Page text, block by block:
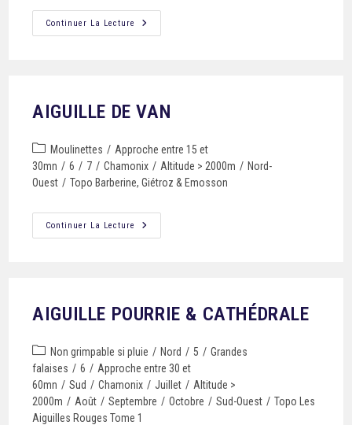
Continuer La Lecture
AIGUILLE DE VAN
Moulinettes / Approche entre 15 et
30mn / 6 / 7 / Chamonix / Altitude > 2000m / Nord-
Ouest / Topo Barberine, Giétroz & Emosson
Continuer La Lecture
AIGUILLE POURRIE & CATHÉDRALE
Non grimpable si pluie / Nord / 5 / Grandes
falaises / 6 / Approche entre 30 et
60mn / Sud / Chamonix / Juillet / Altitude >
2000m / Août / Septembre / Octobre / Sud-Ouest / Topo Les
Aiguilles Rouges Tome 1